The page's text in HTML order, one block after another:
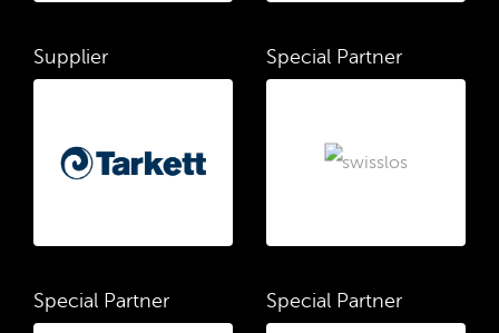
Supplier Special Partner
Special Partner Special Partner